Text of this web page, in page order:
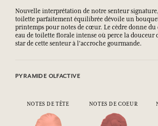
Nouvelle interprétation de notre senteur
toilette parfaitement équilibrée dévoile un
printemps pour notes de cœur. Le cèdre donne du
eau de toilette florale intense où perce la douceur
star de cette senteur à l'accroche gourmande.
PYRAMIDE OLFACTIVE
NOTES DE TÊTE NOTES DE COEUR